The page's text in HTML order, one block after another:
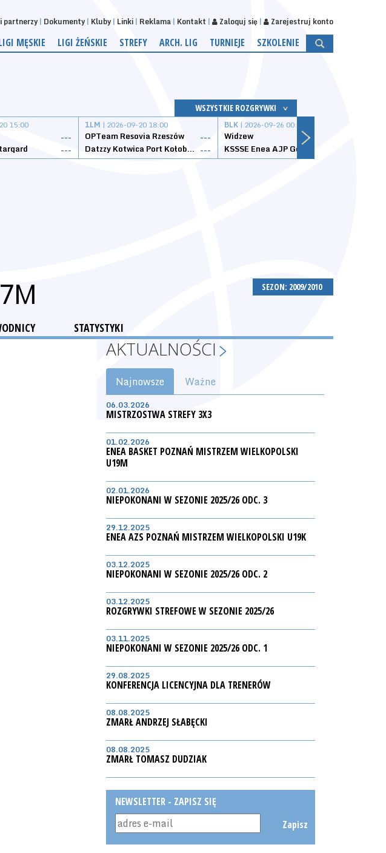
partnerzy Dokumenty Kluby Linki Reklama Kontakt Zaloguj się Zarejestruj konto
MĘSKIE LIGI ŻEŃSKIE STREFY ARCH. LIG TURNIEJE SZKOLENIE
WSZYSTKIE ROZGRYWKI
15:00
---
---
1LM | 2026-09-20 18:00
OPTeam Resovia Rzeszów
---
Datzzy Kotwica Port Kołobrzeg ---
BLK | 2026-09-26 00:00
Widzew
SEZON: 2009/2010
STATYSTYKI
AKTUALNOŚCI
Najnowsze Ważne
06.03.2026
MISTRZOSTWA STREFY 3X3
01.02.2026
ENEA BASKET POZNAŃ MISTRZEM WIELKOPOLSKI
U19M
02.01.2026
NIEPOKONANI W SEZONIE 2025/26 ODC. 3
29.12.2025
ENEA AZS POZNAŃ MISTRZEM WIELKOPOLSKI U19K
03.12.2025
NIEPOKONANI W SEZONIE 2025/26 ODC. 2
03.12.2025
ROZGRYWKI STREFOWE W SEZONIE 2025/26
03.11.2025
NIEPOKONANI W SEZONIE 2025/26 ODC. 1
29.08.2025
KONFERENCJA LICENCYJNA DLA TRENERÓW
08.08.2025
ZMARŁ ANDRZEJ SŁABĘCKI
08.08.2025
ZMARŁ TOMASZ DUDZIAK
NEWSLETTER - ZAPISZ SIĘ
Zapisz